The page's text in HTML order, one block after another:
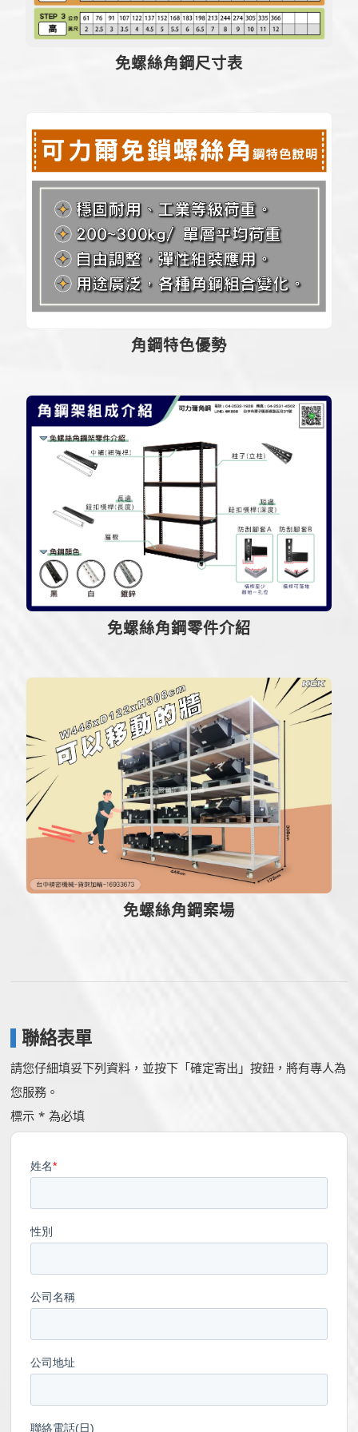
免螺絲角鋼尺寸表
角鋼特色優勢
免螺絲角鋼零件介紹
免螺絲角鋼案場
聯絡表單
請您仔細填妥下列資料，並按下「確定寄出」按鈕，將有專人為
您服務。
標示 * 為必填